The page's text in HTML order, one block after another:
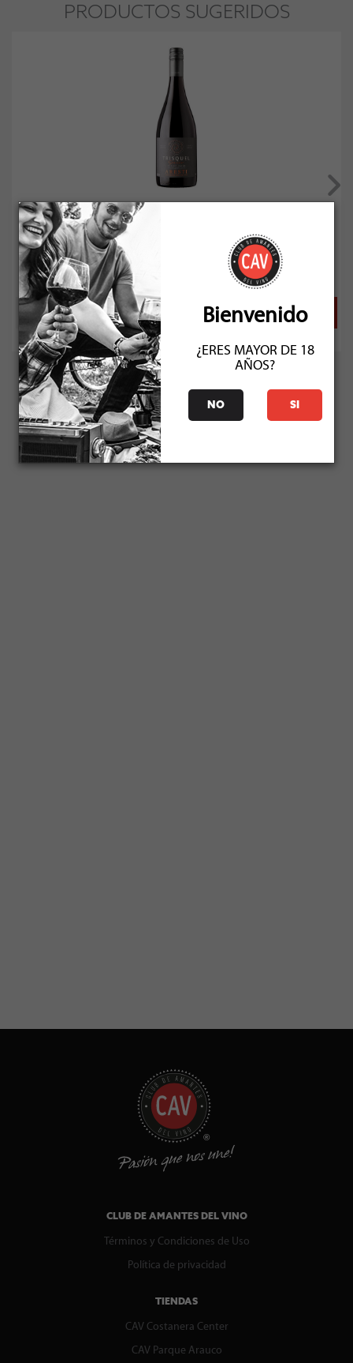
PRODUCTOS SUGERIDOS
Aresti Trisquel Series Vichuquen Costa Pinot Noir ...
Bienvenido
¿ERES MAYOR DE 18
AÑOS?
NO SI
CLUB DE AMANTES DEL VINO
Términos y Condiciones de Uso
Política de privacidad
TIENDAS
CAV Costanera Center
CAV Parque Arauco